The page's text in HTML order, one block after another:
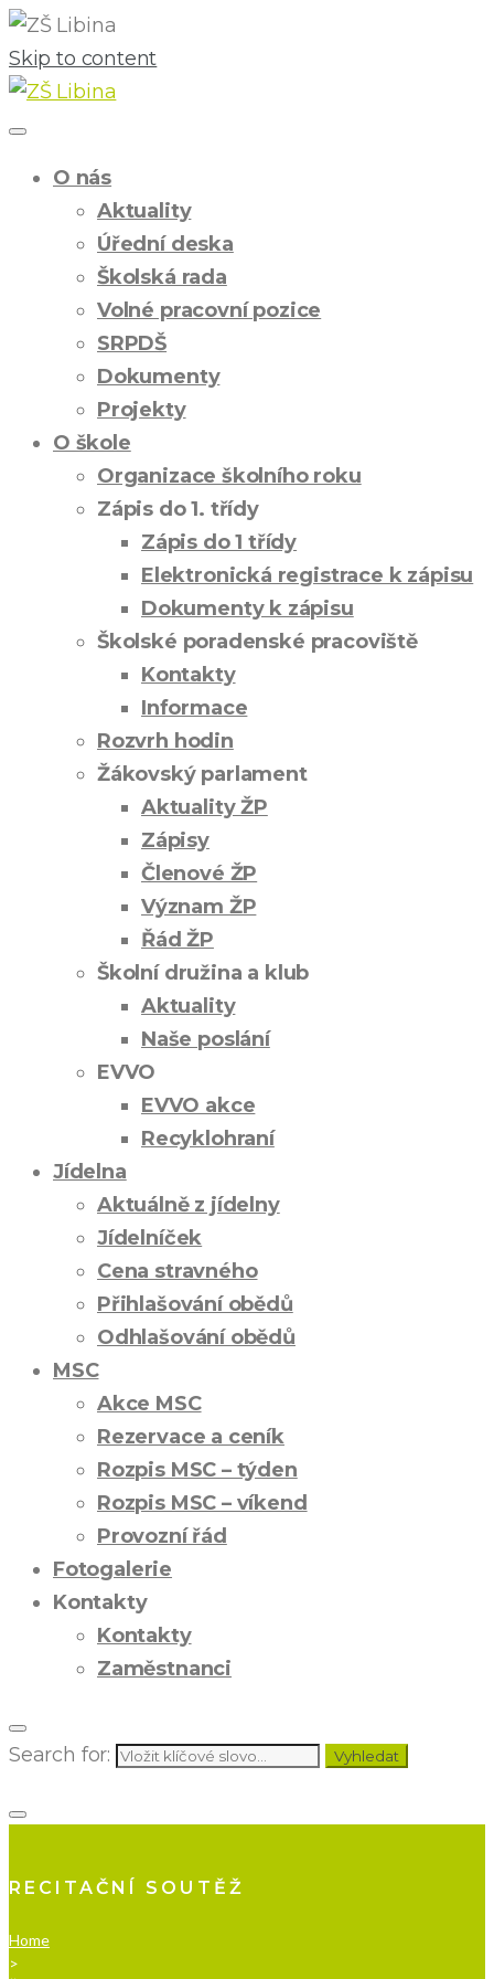
Skip to content
O nás
Aktuality
Úřední deska
Školská rada
Volné pracovní pozice
SRPDŠ
Dokumenty
Projekty
O škole
Organizace školního roku
Zápis do 1. třídy
Zápis do 1 třídy
Elektronická registrace k zápisu
Dokumenty k zápisu
Školské poradenské pracoviště
Kontakty
Informace
Rozvrh hodin
Žákovský parlament
Aktuality ŽP
Zápisy
Členové ŽP
Význam ŽP
Řád ŽP
Školní družina a klub
Aktuality
Naše poslání
EVVO
EVVO akce
Recyklohraní
Jídelna
Aktuálně z jídelny
Jídelníček
Cena stravného
Přihlašování obědů
Odhlašování obědů
MSC
Akce MSC
Rezervace a ceník
Rozpis MSC – týden
Rozpis MSC – víkend
Provozní řád
Fotogalerie
Kontakty
Kontakty
Zaměstnanci
Search for: Vyhledat
RECITAČNÍ SOUTĚŽ
Home
>